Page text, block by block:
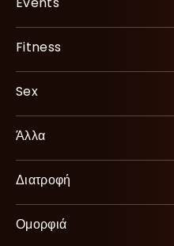
Fitness
Sex
Άλλα
Διατροφή
Ομορφιά